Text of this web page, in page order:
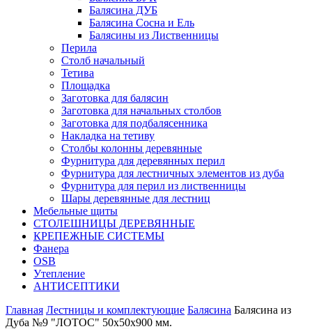
Балясина ДУБ
Балясина Сосна и Ель
Балясины из Лиственницы
Перила
Столб начальный
Тетива
Площадка
Заготовка для балясин
Заготовка для начальных столбов
Заготовка для подбалясенника
Накладка на тетиву
Столбы колонны деревянные
Фурнитура для деревянных перил
Фурнитура для лестничных элементов из дуба
Фурнитура для перил из лиственницы
Шары деревянные для лестниц
Мебельные щиты
СТОЛЕШНИЦЫ ДЕРЕВЯННЫЕ
КРЕПЕЖНЫЕ СИСТЕМЫ
Фанера
OSB
Утепление
АНТИСЕПТИКИ
Главная Лестницы и комплектующие Балясина Балясина из
Дуба №9 "ЛОТОС" 50х50х900 мм.